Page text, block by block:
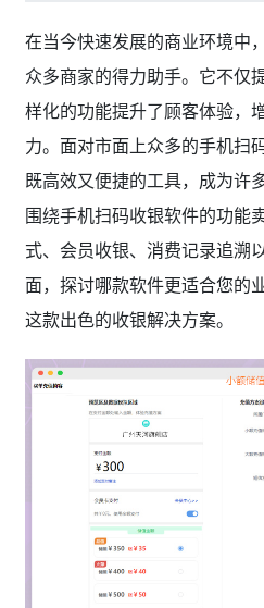
在当今快速发展的商业环境中，
众多商家的得力助手。它不仅
样化的功能提升了顾客体验，
力。面对市面上众多的手机扫
既高效又便捷的工具，成为许
围绕手机扫码收银软件的功能
式、会员收银、消费记录追溯
面，探讨哪款软件更适合您的
这款出色的收银解决方案。